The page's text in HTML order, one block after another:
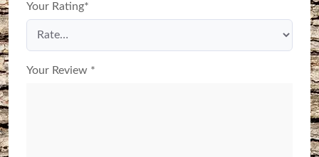
Your Rating*
Your Review *